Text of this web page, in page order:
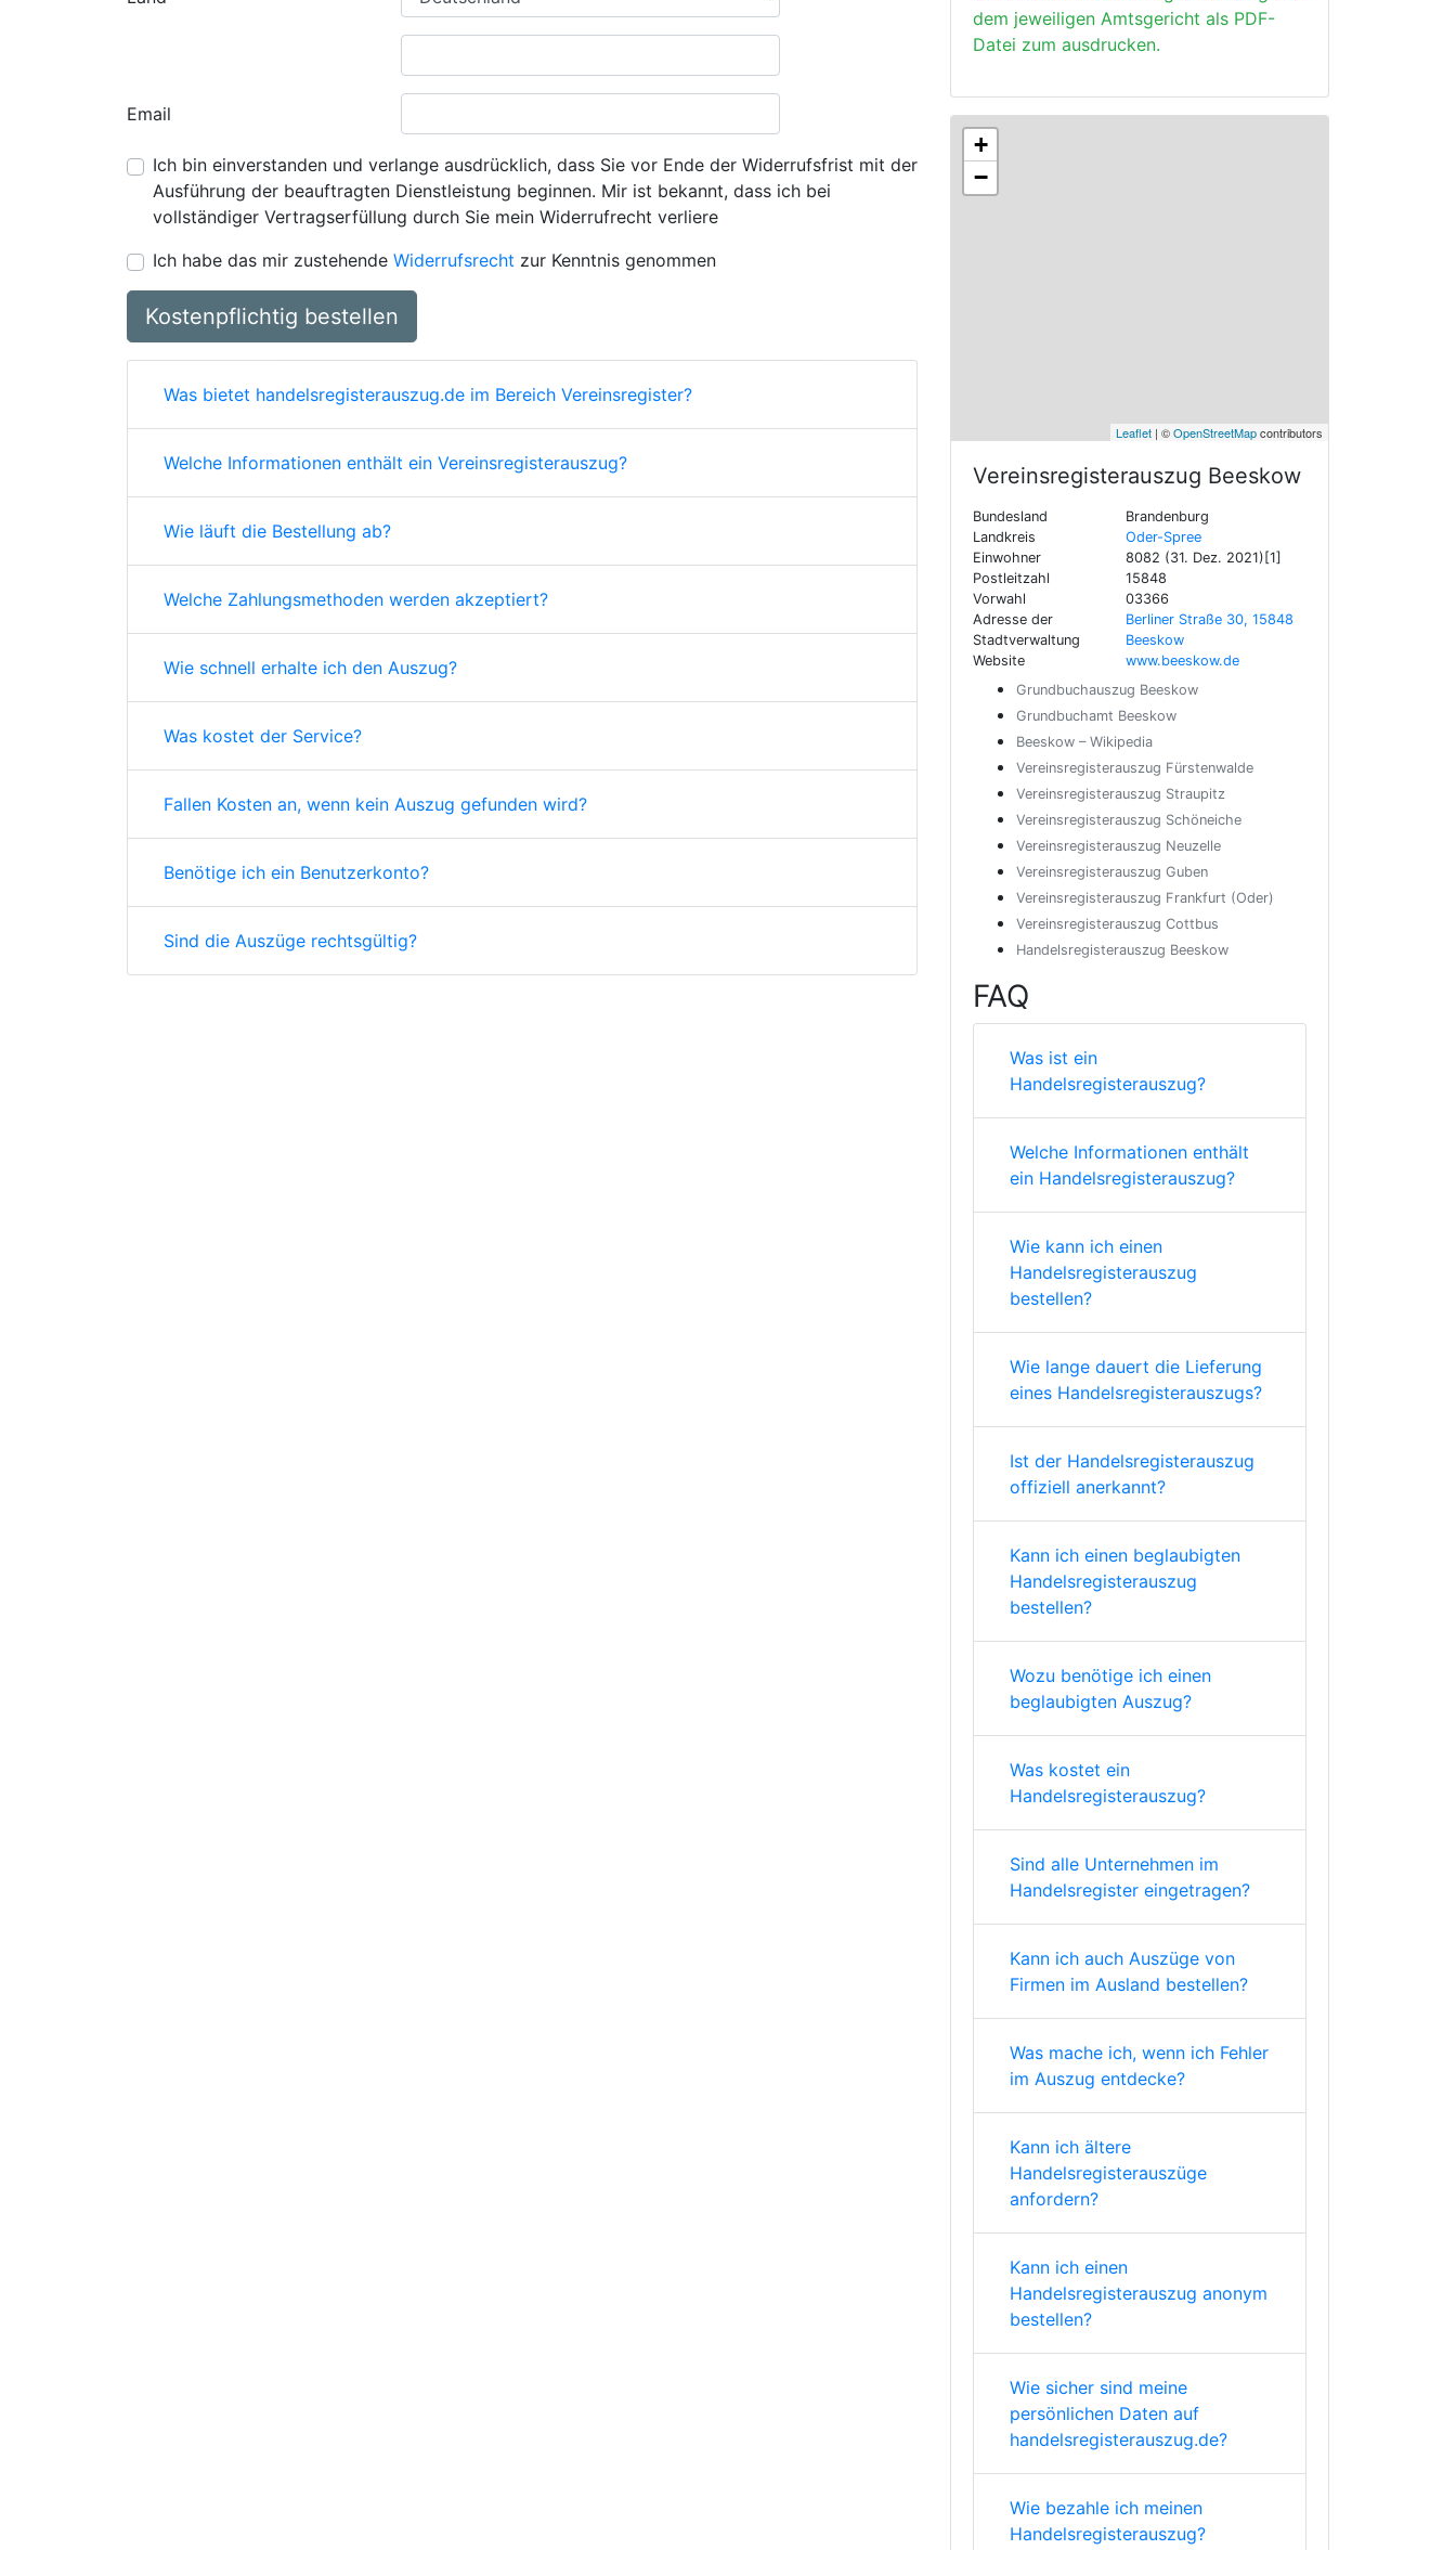
Email
Ich bin einverstanden und verlange ausdrücklich, dass Sie vor Ende der Widerrufsfrist mit der
Ausführung der beauftragten Dienstleistung beginnen. Mir ist bekannt, dass ich bei
vollständiger Vertragserfüllung durch Sie mein Widerrufrecht verliere
Ich habe das mir zustehende Widerrufsrecht zur Kenntnis genommen
Kostenpflichtig bestellen
Was bietet handelsregisterauszug.de im Bereich Vereinsregister?
Welche Informationen enthält ein Vereinsregisterauszug?
Wie läuft die Bestellung ab?
Welche Zahlungsmethoden werden akzeptiert?
Wie schnell erhalte ich den Auszug?
Was kostet der Service?
Fallen Kosten an, wenn kein Auszug gefunden wird?
Benötige ich ein Benutzerkonto?
Sind die Auszüge rechtsgültig?
dem jeweiligen Amtsgericht als PDF-
Datei zum ausdrucken.
+
−
Leaflet | ©OpenStreetMapcontributors
Vereinsregisterauszug Beeskow
Bundesland
Brandenburg
Landkreis
Oder-Spree
Einwohner
8082 (31. Dez. 2021)[1]
Postleitzahl
15848
Vorwahl
03366
Adresse der
Stadtverwaltung
Berliner Straße 30, 15848
Beeskow
Website
www.beeskow.de
Grundbuchauszug Beeskow
Grundbuchamt Beeskow
Beeskow – Wikipedia
Vereinsregisterauszug Fürstenwalde
Vereinsregisterauszug Straupitz
Vereinsregisterauszug Schöneiche
Vereinsregisterauszug Neuzelle
Vereinsregisterauszug Guben
Vereinsregisterauszug Frankfurt (Oder)
Vereinsregisterauszug Cottbus
Handelsregisterauszug Beeskow
FAQ
Was ist ein
Handelsregisterauszug?
Welche Informationen enthält
ein Handelsregisterauszug?
Wie kann ich einen
Handelsregisterauszug
bestellen?
Wie lange dauert die Lieferung
eines Handelsregisterauszugs?
Ist der Handelsregisterauszug
offiziell anerkannt?
Kann ich einen beglaubigten
Handelsregisterauszug
bestellen?
Wozu benötige ich einen
beglaubigten Auszug?
Was kostet ein
Handelsregisterauszug?
Sind alle Unternehmen im
Handelsregister eingetragen?
Kann ich auch Auszüge von
Firmen im Ausland bestellen?
Was mache ich, wenn ich Fehler
im Auszug entdecke?
Kann ich ältere
Handelsregisterauszüge
anfordern?
Kann ich einen
Handelsregisterauszug anonym
bestellen?
Wie sicher sind meine
persönlichen Daten auf
handelsregisterauszug.de?
Wie bezahle ich meinen
Handelsregisterauszug?